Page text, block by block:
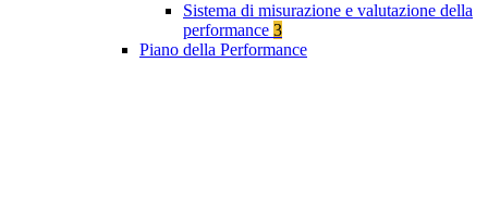
Sistema di misurazione e valutazione della
performance 3
Piano della Performance